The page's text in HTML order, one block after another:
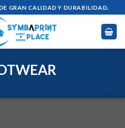
GRAN CALIDAD Y DURABILIDAD.